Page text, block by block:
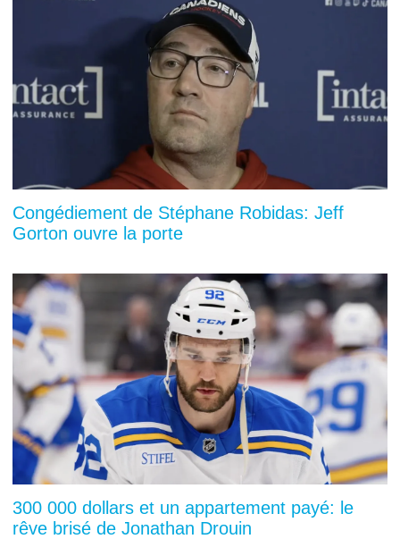
Congédiement de Stéphane Robidas: Jeff
Gorton ouvre la porte
300 000 dollars et un appartement payé: le
rêve brisé de Jonathan Drouin